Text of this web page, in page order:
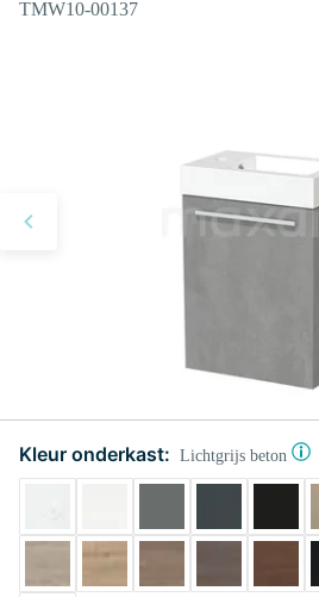
TMW10-00137
Kleur onderkast: Lichtgrijs beton